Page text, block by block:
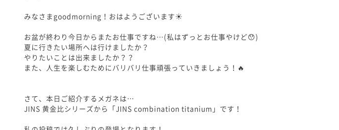
みなさまgoodmorning！おはようございます☀
お盆が終わり今日からまたお仕事ですね…(私はずっとお仕事やけど😯)
夏に行きたい場所へは行けましたか？
やりたいことは出来ましたか？？
また、人生を楽しむためにバリバリ仕事頑張っていきましょう！🔥
さて、本日ご紹介するメガネは…
JINS 黄金比シリーズから「JINS combination titanium」です！